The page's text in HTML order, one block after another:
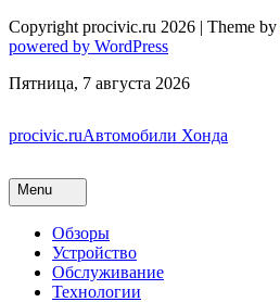
Copyright procivic.ru 2026 | Theme by
powered by WordPress
Пятница, 7 августа 2026
procivic.ruАвтомобили Хонда
Menu
Обзоры
Устройство
Обслуживание
Технологии